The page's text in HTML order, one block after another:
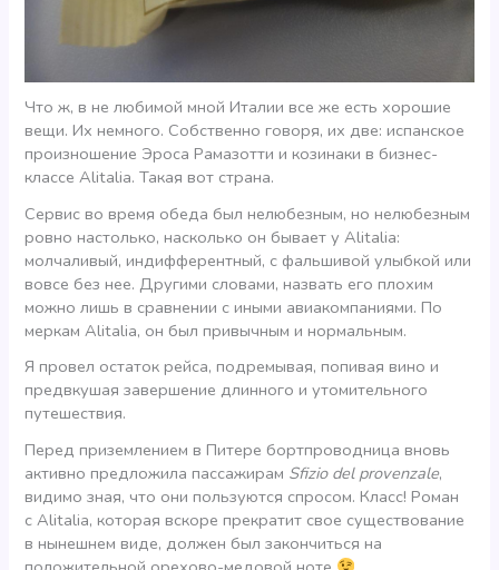
Что ж, в не любимой мной Италии все же есть хорошие
вещи. Их немного. Собственно говоря, их две: испанское
произношение Эроса Рамазотти и козинаки в бизнес-
классе Alitalia. Такая вот страна.
Сервис во время обеда был нелюбезным, но нелюбезным
ровно настолько, насколько он бывает у Alitalia:
молчаливый, индифферентный, с фальшивой улыбкой или
вовсе без нее. Другими словами, назвать его плохим
можно лишь в сравнении с иными авиакомпаниями. По
меркам Alitalia, он был привычным и нормальным.
Я провел остаток рейса, подремывая, попивая вино и
предвкушая завершение длинного и утомительного
путешествия.
Перед приземлением в Питере бортпроводница вновь
активно предложила пассажирам Sfizio del provenzale,
видимо зная, что они пользуются спросом. Класс! Роман
с Alitalia, которая вскоре прекратит свое существование
в нынешнем виде, должен был закончиться на